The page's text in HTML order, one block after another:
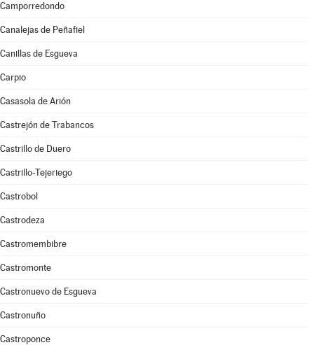
Camporredondo
Canalejas de Peñafiel
Canillas de Esgueva
Carpio
Casasola de Arión
Castrejón de Trabancos
Castrillo de Duero
Castrillo-Tejeriego
Castrobol
Castrodeza
Castromembibre
Castromonte
Castronuevo de Esgueva
Castronuño
Castroponce